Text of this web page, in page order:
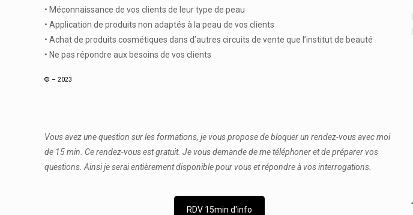
• Méconnaissance de vos clients de leur type de peau
• Application de produits non adaptés à la peau de vos clients
• Achat de produits cosmétiques dans d’autres circuits de vente que l’institut de beauté
• Ne pas répondre aux besoins de vos clients
© – 2023
Vous avez une question sur les formations, je vous propose de bloquer un rendez-vous avec moi
de 15 min. Ce rendez-vous est gratuit. Je vous demande de me téléphoner et de préparer vos
questions. Ainsi je serai entièrement disponible pour vous et répondre à vos interrogations.
RDV 15min d'info